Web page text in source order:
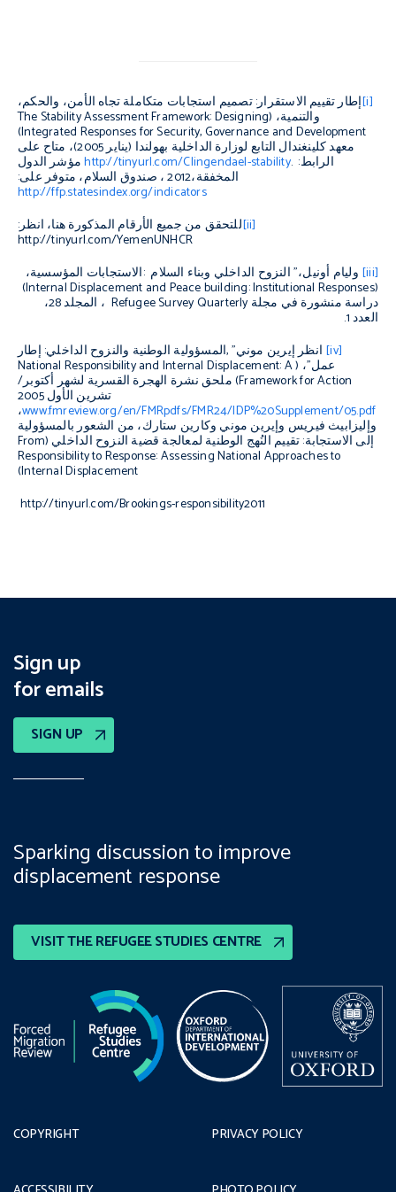
[i]إطار تقييم الاستقرار: تصميم استجابات متكاملة تجاه الأمن، والحكم،
والتنمية، (The Stability Assessment Framework: Designing
Integrated Responses for Security, Governance and Development
)
معهد كلينغندال التابع لوزارة الداخلية بهولندا (يناير 2005)، متاح على
الرابط: http://tinyurl.com/Clingendael-stability. مؤشر الدول
المخفقة،2012، صندوق السلام، متوفر على:
http://ffp.statesindex.org/indicators
[ii]للتحقق من جميع الأرقام المذكورة هنا، انظر:
http://tinyurl.com/YemenUNHCR
[iii] وليام أونيل،"النزوح الداخلي وبناء السلام :الاستجابات المؤسسية،
(
Internal Displacement and Peace building: Institutional Responses
)
دراسة منشورة في مجلة Refugee Survey Quarterly ، المجلد 28،
العدد 1.
[iv] انظر إيرين موني, "المسؤولية الوطنية والنزوح الداخلي: إطار
عمل"، (National Responsibility and Internal Displacement: A
Framework for Action) ملحق نشرة الهجرة القسرية لشهر أكتوبر/
تشرين الأول 2005
www.fmreview.org/en/FMRpdfs/FMR24/IDP%20Supplement/05.pdf،
وإليزابيث فيريس وإيرين موني وكارين ستارك، من الشعور بالمسؤولية
إلى الاستجابة: تقييم النُهج الوطنية لمعالجة قضية النزوح الداخلي (From
Responsibility to Response: Assessing National Approaches to
Internal Displacement
)
http://tinyurl.com/Brookings-responsibility2011
Sign up
for emails
SIGN UP
VISIT THE REFUGEE STUDIES CENTRE
Sparking discussion to improve
displacement response
COPYRIGHT PRIVACY POLICY